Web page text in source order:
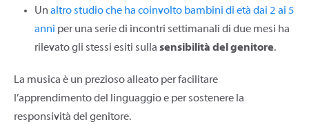
Un altro studio che ha coinvolto bambini di età dai 2 ai 5
anni per una serie di incontri settimanali di due mesi ha
rilevato gli stessi esiti sulla sensibilità del genitore.
La musica è un prezioso alleato per facilitare
l’apprendimento del linguaggio e per sostenere la
responsività del genitore.